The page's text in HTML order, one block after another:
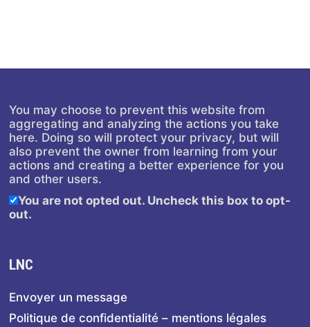
You may choose to prevent this website from
aggregating and analyzing the actions you take
here. Doing so will protect your privacy, but will
also prevent the owner from learning from your
actions and creating a better experience for you
and other users.
You are not opted out. Uncheck this box to opt-
out.
LNC
Envoyer un message
Politique de confidentialité – mentions légales